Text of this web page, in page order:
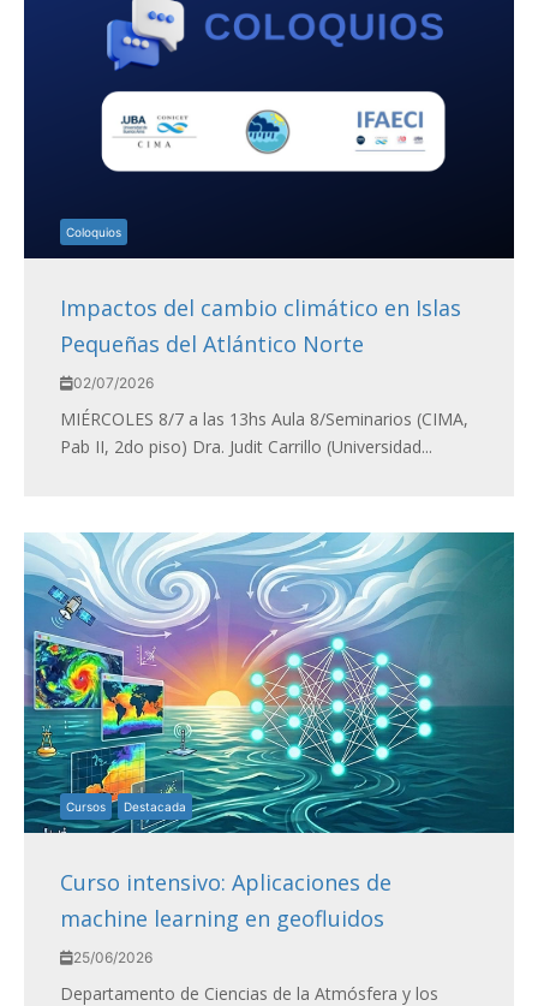
Coloquios
Impactos del cambio climático en Islas
Pequeñas del Atlántico Norte
02/07/2026
MIÉRCOLES 8/7 a las 13hs Aula 8/Seminarios (CIMA,
Pab II, 2do piso) Dra. Judit Carrillo (Universidad...
Cursos Destacada
Curso intensivo: Aplicaciones de
machine learning en geofluidos
25/06/2026
Departamento de Ciencias de la Atmósfera y los